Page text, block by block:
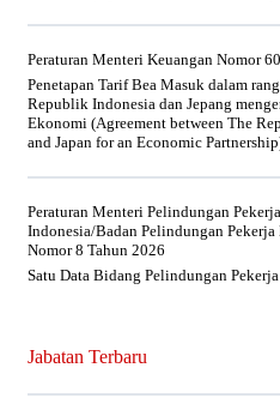
Peraturan Menteri Keuangan Nomor
Penetapan Tarif Bea Masuk dalam
Republik Indonesia dan Jepang
Ekonomi (Agreement between The
and Japan for an Economic
Peraturan Menteri Pelindungan
Indonesia/Badan Pelindungan
Nomor 8 Tahun 2026
Satu Data Bidang Pelindungan
Jabatan Terbaru